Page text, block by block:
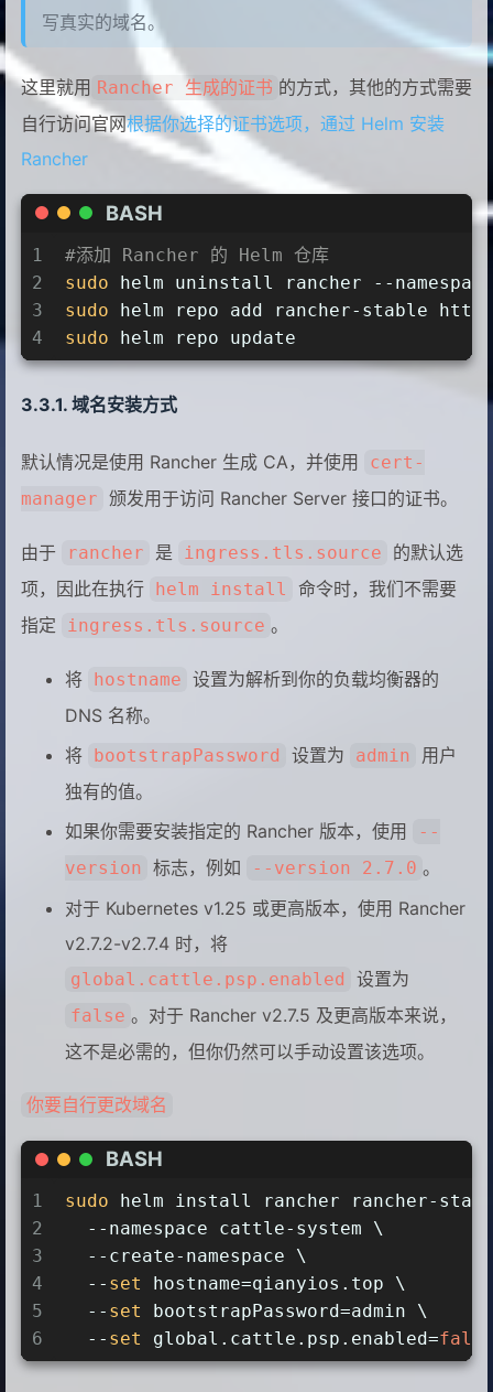
写真实的域名。
这里就用 Rancher 生成的证书 的方式，其他的方式需要
自行访问官网根据你选择的证书选项，通过 Helm 安装
Rancher
BASH
1
2
3
4
#添加 Rancher 的 Helm 仓库
sudo helm uninstall rancher --
sudo helm repo add rancher-stable
sudo helm repo update
域名安装方式
默认情况是使用 Rancher 生成 CA，并使用
cert-
manager 颁发用于访问 Rancher Server 接口的证书。
由于 rancher 是 ingress.tls.source
的默认选
项，因此在执行 helm install
命令时，我们不需要
指定
ingress.tls.source 。
将 hostname 设置为解析到你的负载均衡器的
DNS 名称。
将 bootstrapPassword 设置为 admin
用户
独有的值。
如果你需要安装指定的 Rancher 版本，使用
--
version
标志，例如 --version 2.7.0 。
对于 Kubernetes v1.25 或更高版本，使用 Rancher
v2.7.2-v2.7.4 时，将
global.cattle.psp.enabled 设置为
false 。对于 Rancher v2.7.5 及更高版本来说，
这不是必需的，但你仍然可以手动设置该选项。
你要自行更改域名
BASH
1
2
3
4
5
6
sudo helm install rancher rancher-
  --namespace cattle-system \
  --create-namespace \
  --
set
hostname=qianyios.top \
  --
set
bootstrapPassword=admin \
  --
set global.cattle.psp.enabled=false